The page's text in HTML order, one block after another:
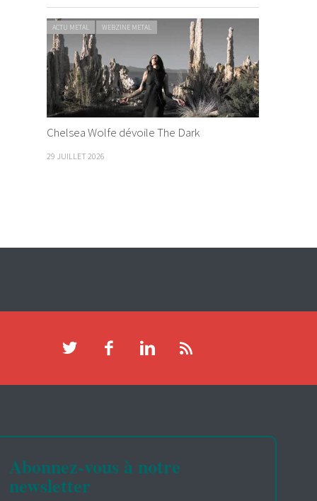
ACTU METAL WEBZINE METAL
Chelsea Wolfe dévoile The Dark
29 JUILLET 2026
Abonnez-vous à notre
newsletter